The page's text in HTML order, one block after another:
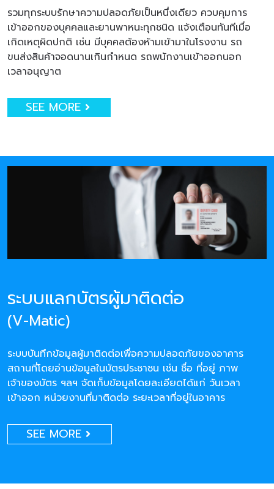
รวมทุกระบบรักษาความปลอดภัยเป็นหนึ่งเดียว ควบคุมการ
เข้าออกของบุคคลและยานพาหนะทุกชนิด แจ้งเตือนทันทีเมื่อ
เกิดเหตุผิดปกติ เช่น มีบุคคลต้องห้ามเข้ามาในโรงงาน รถ
ขนส่งสินค้าจอดนานเกินกำหนด รถพนักงานเข้าออกนอก
เวลาอนุญาต
SEE MORE
ระบบแลกบัตรผู้มาติดต่อ
(V-Matic)
ระบบบันทึกข้อมูลผู้มาติดต่อเพื่อความปลอดภัยของอาคาร
สถานที่โดยอ่านข้อมูลในบัตรประชาชน เช่น ชื่อ ที่อยู่ ภาพ
เจ้าของบัตร ฯลฯ จัดเก็บข้อมูลโดยละเอียดได้แก่ วันเวลา
เข้าออก หน่วยงานที่มาติดต่อ ระยะเวลาที่อยู่ในอาคาร
SEE MORE